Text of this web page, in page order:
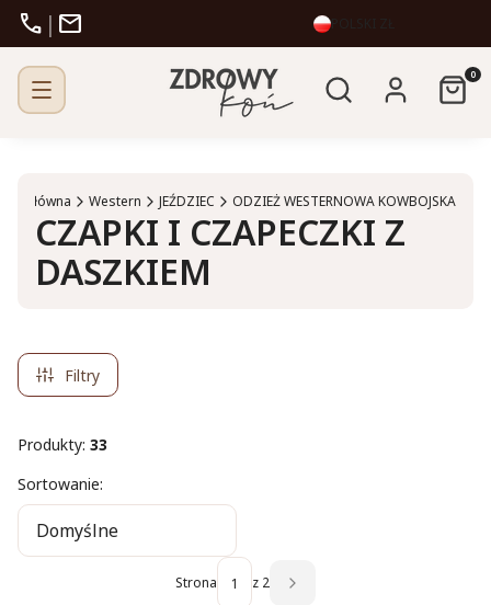
call | mail
Otwórz
Szukaj Zaloguj się
główna Western JEŹDZIEC ODZIEŻ WESTERNOWA KOWBOJSKA
CZAPKI I CZAPECZKI Z
DASZKIEM
Filtry
Produkty: 33
Lista produktów
Sortowanie:
Domyślne
Strona z 2 Następne produkty